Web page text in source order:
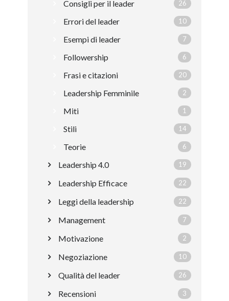
Consigli per il leader 26
Errori del leader 10
Esempi di leader 7
Followership 6
Frasi e citazioni 20
Leadership Femminile 2
Miti 1
Stili 14
Teorie 6
Leadership 4.0 19
Leadership Efficace 22
Leggi della leadership 22
Management 7
Motivazione 2
Negoziazione 10
Qualità del leader 26
Recensioni 3